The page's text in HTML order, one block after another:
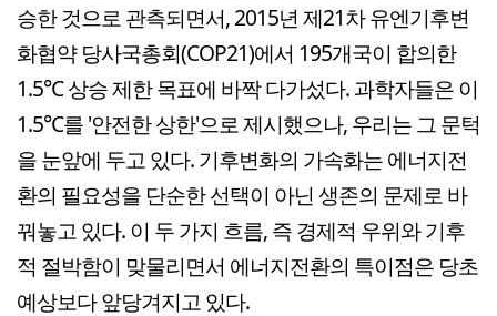
승한 것으로 관측되면서, 2015년 제21차 유엔기후변
화협약 당사국총회(COP21)에서 195개국이 합의한
1.5℃ 상승 제한 목표에 바짝 다가섰다. 과학자들은 이
1.5℃를 '안전한 상한'으로 제시했으나, 우리는 그 문턱
을 눈앞에 두고 있다. 기후변화의 가속화는 에너지전
환의 필요성을 단순한 선택이 아닌 생존의 문제로 바
꿔놓고 있다. 이 두 가지 흐름, 즉 경제적 우위와 기후
적 절박함이 맞물리면서 에너지전환의 특이점은 당초
예상보다 앞당겨지고 있다.